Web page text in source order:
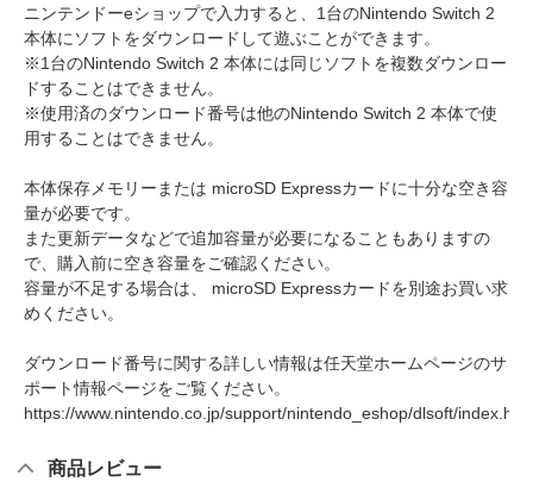
ニンテンドーeショップで入力すると、1台のNintendo Switch 2
本体にソフトをダウンロードして遊ぶことができます。
※1台のNintendo Switch 2 本体には同じソフトを複数ダウンロー
ドすることはできません。
※使用済のダウンロード番号は他のNintendo Switch 2 本体で使
用することはできません。
本体保存メモリーまたは microSD Expressカードに十分な空き容
量が必要です。
また更新データなどで追加容量が必要になることもありますの
で、購入前に空き容量をご確認ください。
容量が不足する場合は、 microSD Expressカードを別途お買い求
めください。
ダウンロード番号に関する詳しい情報は任天堂ホームページのサ
ポート情報ページをご覧ください。
https://www.nintendo.co.jp/support/nintendo_eshop/dlsoft/
商品レビュー